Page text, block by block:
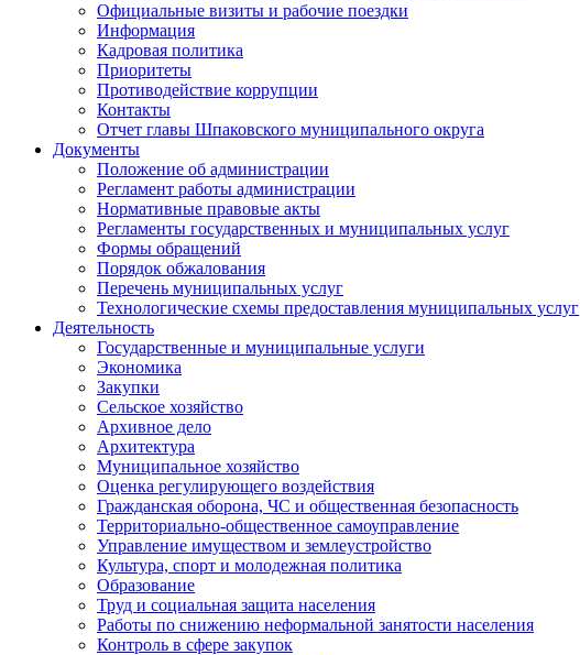
Официальные визиты и рабочие поездки
Информация
Кадровая политика
Приоритеты
Противодействие коррупции
Контакты
Отчет главы Шпаковского муниципального округа
Документы
Положение об администрации
Регламент работы администрации
Нормативные правовые акты
Регламенты государственных и муниципальных услуг
Формы обращений
Порядок обжалования
Перечень муниципальных услуг
Технологические схемы предоставления муниципальных услуг
Деятельность
Государственные и муниципальные услуги
Экономика
Закупки
Сельское хозяйство
Архивное дело
Архитектура
Муниципальное хозяйство
Оценка регулирующего воздействия
Гражданская оборона, ЧС и общественная безопасность
Территориально-общественное самоуправление
Управление имуществом и землеустройство
Культура, спорт и молодежная политика
Образование
Труд и социальная защита населения
Работы по снижению неформальной занятости населения
Контроль в сфере закупок